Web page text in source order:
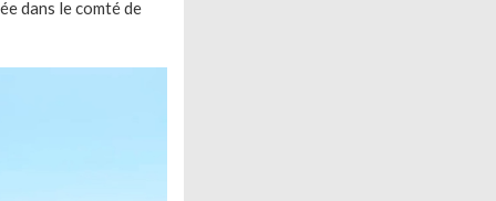
dans le comté de